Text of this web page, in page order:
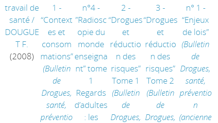
travail de
santé/
DOUGUE
T F.
(2008)
1 -
“Context
es et
consom
mations”
(Bulletin
de
Drogues,
santé,
préventio
n°4 -
”Radiosc
opie du
monde
enseigna
nt” tome
1
Regards
d’adultes
: les
2 -
“Drogues
et
réductio
n des
risques”
Tome 1
(Bulletin
de
Drogues,
3 -
“Drogues
et
réductio
n des
risques”
Tome 2
(Bulletin
de
Drogues,
n° 1 -
“Enjeux
de lois”
(Bulletin
de
Drogues,
santé,
préventio
n
(ancienne